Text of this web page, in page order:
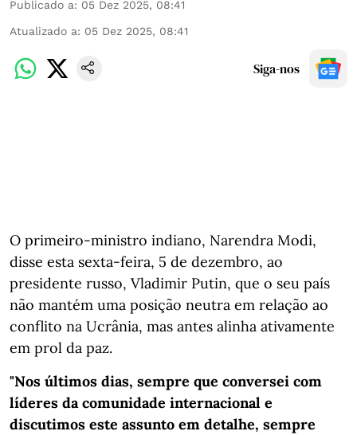
Publicado a: 05 Dez 2025, 08:41
Atualizado a: 05 Dez 2025, 08:41
Siga-nos
O primeiro-ministro indiano, Narendra Modi,
disse esta sexta-feira, 5 de dezembro, ao
presidente russo, Vladimir Putin, que o seu país
não mantém uma posição neutra em relação ao
conflito na Ucrânia, mas antes alinha ativamente
em prol da paz.
"Nos últimos dias, sempre que conversei com
líderes da comunidade internacional e
discutimos este assunto em detalhe, sempre